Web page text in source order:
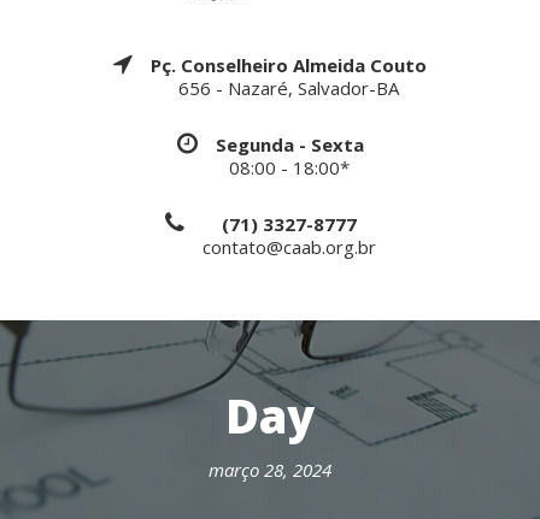
Pç. Conselheiro Almeida Couto
656 - Nazaré, Salvador-BA
Segunda - Sexta
08:00 - 18:00*
(71) 3327-8777
contato@caab.org.br
Day
março 28, 2024